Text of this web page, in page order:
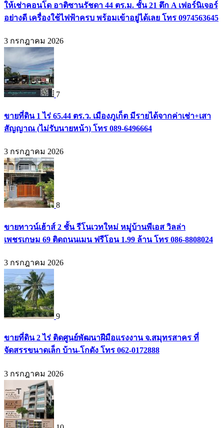
ให้เช่าคอนโด อาติซานรัชดา 44 ตร.ม. ชั้น 21 ตึก A เฟอร์นิเจอร์
อย่างดี เครื่องใช้ไฟฟ้าครบ พร้อมเข้าอยู่ได้เลย โทร 0974563645
3 กรกฎาคม 2026
7
ขายที่ดิน 1 ไร่ 65.44 ตร.ว. เมืองภูเก็ต มีรายได้จากค่าเช่า+เสา
สัญญาณ (ไม่รับนายหน้า) โทร 089-6496664
3 กรกฎาคม 2026
8
ขายทาวน์เฮ้าส์ 2 ชั้น รีโนเวทใหม่ หมู่บ้านพีเอส วิลล่า
เพชรเกษม 69 ติดถนนเมน ฟรีโอน 1.99 ล้าน โทร 086-8808024
3 กรกฎาคม 2026
9
ขายที่ดิน 2 ไร่ ติดศูนย์พัฒนาฝีมือแรงงาน จ.สมุทรสาคร ที่
จัดสรรขนาดเล็ก บ้าน-โกดัง โทร 062-0172888
3 กรกฎาคม 2026